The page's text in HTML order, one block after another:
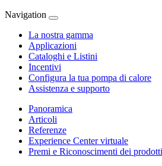
Navigation
La nostra gamma
Applicazioni
Cataloghi e Listini
Incentivi
Configura la tua pompa di calore
Assistenza e supporto
Panoramica
Articoli
Referenze
Experience Center virtuale
Premi e Riconoscimenti dei